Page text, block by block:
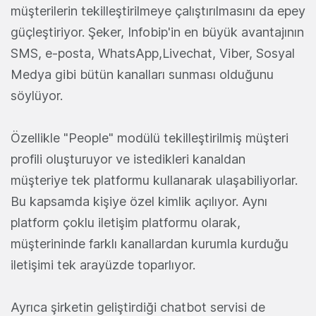
müşterilerin tekilleştirilmeye çalıştırılmasını da epey
güçleştiriyor. Şeker, Infobip'in en büyük avantajının
SMS, e-posta, WhatsApp,Livechat, Viber, Sosyal
Medya gibi bütün kanalları sunması olduğunu
söylüyor.
Özellikle "People" modülü tekilleştirilmiş müşteri
profili oluşturuyor ve istedikleri kanaldan
müşteriye tek platformu kullanarak ulaşabiliyorlar.
Bu kapsamda kişiye özel kimlik açılıyor. Aynı
platform çoklu iletişim platformu olarak,
müşterininde farklı kanallardan kurumla kurduğu
iletişimi tek arayüzde toparlıyor.
Ayrıca şirketin geliştirdiği chatbot servisi de